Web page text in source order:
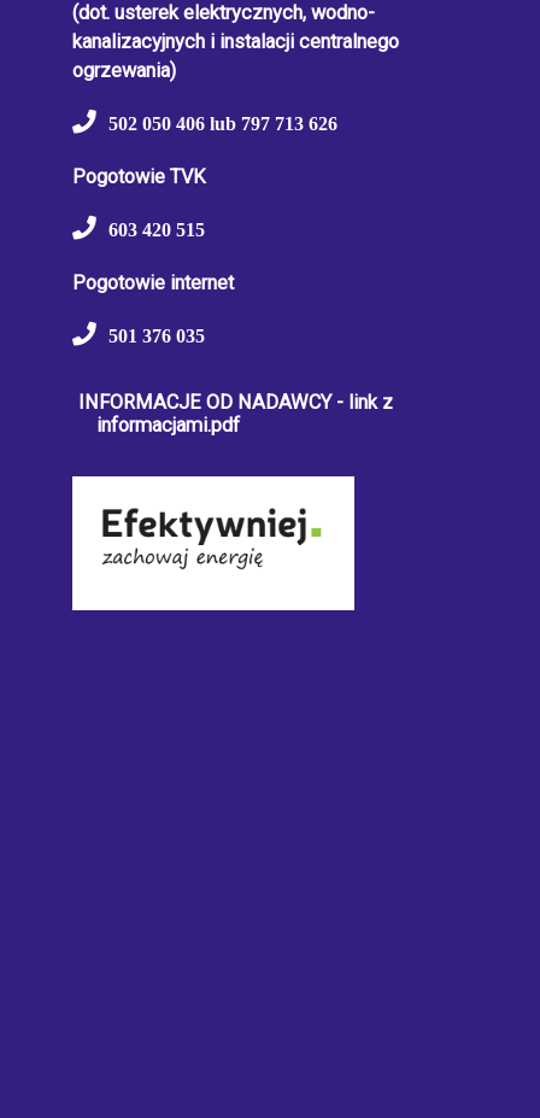
(dot. usterek elektrycznych, wodno-
kanalizacyjnych i instalacji centralnego
ogrzewania)
502 050 406 lub 797 713 626
Pogotowie TVK
603 420 515
Pogotowie internet
501 376 035
INFORMACJE OD NADAWCY - link z
informacjami.pdf